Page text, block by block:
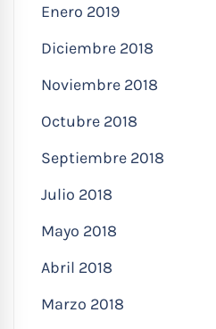
Enero 2019
Diciembre 2018
Noviembre 2018
Octubre 2018
Septiembre 2018
Julio 2018
Mayo 2018
Abril 2018
Marzo 2018